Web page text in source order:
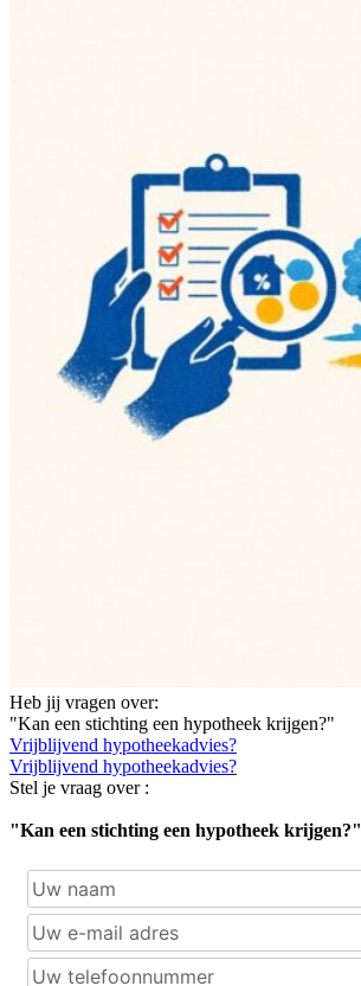
Heb jij vragen over:
"Kan een stichting een hypotheek krijgen?"
Vrijblijvend hypotheekadvies?
Vrijblijvend hypotheekadvies?
Stel je vraag over :
"Kan een stichting een hypotheek krijgen?"